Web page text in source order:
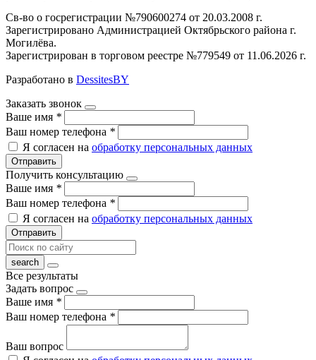
Св-во о госрегистрации №790600274 от 20.03.2008 г.
Зарегистрировано Администрацией Октябрьского района г.
Могилёва.
Зарегистрирован в торговом реестре №779549 от 11.06.2026 г.
Разработано в DessitesBY
Заказать звонок
Ваше имя *
Ваш номер телефона *
Я согласен на обработку персональных данных
Отправить
Получить консультацию
Ваше имя *
Ваш номер телефона *
Я согласен на обработку персональных данных
Отправить
Все результаты
Задать вопрос
Ваше имя *
Ваш номер телефона *
Ваш вопрос